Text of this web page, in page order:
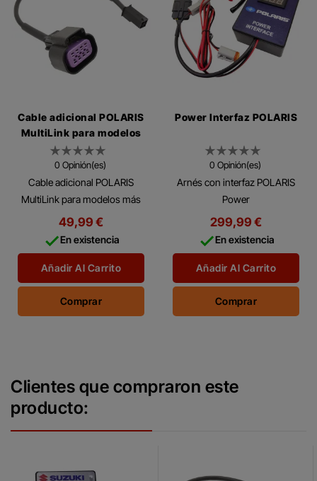
Cable adicional POLARIS
MultiLink para modelos
más antiguos
0 Opinión(es)
Cable adicional POLARIS
MultiLink para modelos más
antiguos POLARIS MultiLink
Cable adapter for connecting
to older models.
49,99 €
En existencia
Añadir Al Carrito
Comprar
Power Interfaz POLARIS
0 Opinión(es)
Arnés con interfaz POLARIS
Power
299,99 €
En existencia
Añadir Al Carrito
Comprar
Clientes que compraron este
producto: